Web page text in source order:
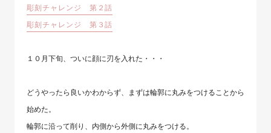
彫刻チャレンジ 第２話
彫刻チャレンジ 第３話
１０月下旬、ついに顔に刃を入れた・・・
どうやったら良いかわからず、まずは輪郭に丸みをつけることから
始めた。
輪郭に沿って削り、内側から外側に丸みをつける。